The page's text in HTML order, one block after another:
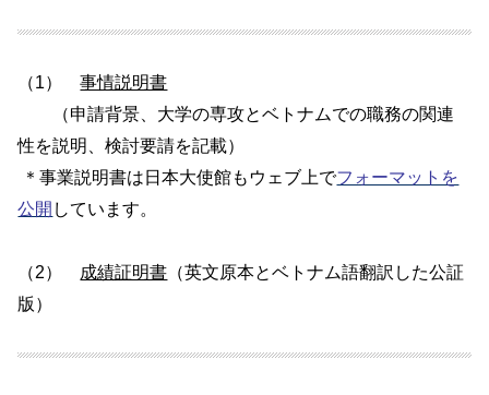
（1）事情説明書
（申請背景、大学の専攻とベトナムでの職務の関連
性を説明、検討要請を記載）
＊事業説明書は日本大使館もウェブ上でフォーマットを
公開 しています。
（2） 成績証明書 （英文原本とベトナム語翻訳した公証
版）